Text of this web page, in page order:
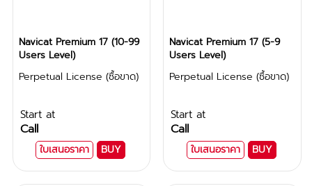
Navicat Premium 17 (10-99
Users Level)
Perpetual License (ซื้อขาด)
Start at
Call
ใบเสนอราคา BUY
Navicat Premium 17 (5-9
Users Level)
Perpetual License (ซื้อขาด)
Start at
Call
ใบเสนอราคา BUY